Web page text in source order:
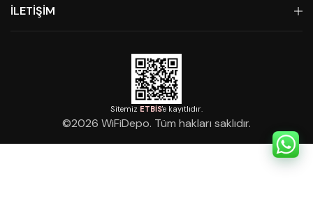
İLETİŞİM
Sitemiz ETBİS'e kayıtlıdır.
©2026 WiFiDepo. Tüm hakları saklıdır.